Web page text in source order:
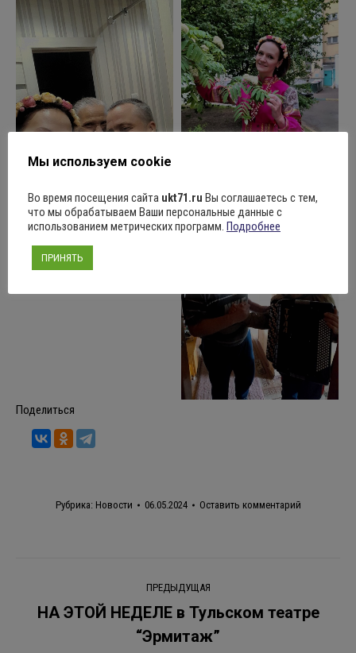
Поделиться
Рубрика: Новости 06.05.2024 Оставить комментарий
Навигация
по
ПРЕДЫДУЩАЯ
Предыдущая
запись:
НА ЭТОЙ НЕДЕЛЕ в Тульском театре
“Эрмитаж”
Мы используем cookie
Во время посещения сайта ukt71.ru Вы соглашаетесь с тем,
что мы обрабатываем Ваши персональные данные с
использованием метрических программ. Подробнее
ПРИНЯТЬ